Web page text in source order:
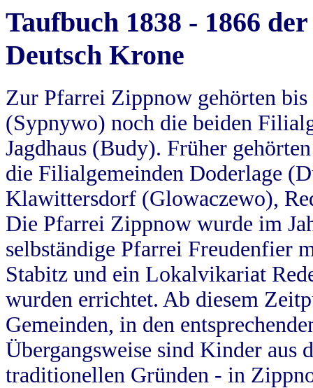
Taufbuch 1838 - 1866
Deutsch Krone
Zur Pfarrei Zippnow gehörten
(Sypnywo) noch die beiden
Jagdhaus (Budy). Früher
die Filialgemeinden Doderlage
Klawittersdorf (Glowaczewo),
Die Pfarrei Zippnow wurde im
selbständige Pfarrei Freudenfier
Stabitz und ein Lokalvikariat
wurden errichtet. Ab diesem
Gemeinden, in den
Übergangsweise sind Kinder aus
traditionellen Gründen - in